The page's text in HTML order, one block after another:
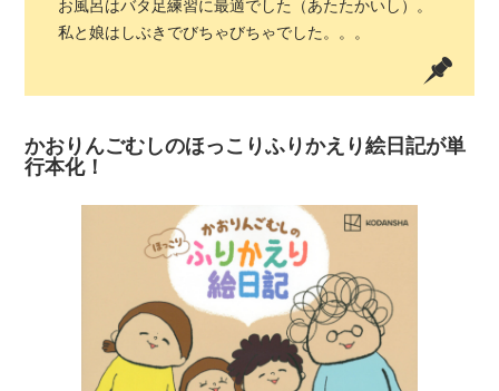
私と娘はしぶきでびちゃびちゃでした。。。
かおりんごむしのほっこりふりかえり絵日記が単
行本化！